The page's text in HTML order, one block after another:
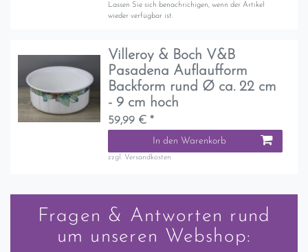
Lassen Sie sich benachrichigen, wenn der Artikel
wieder verfügbar ist.
Villeroy & Boch V&B
Pasadena Auflaufform
Backform rund Ø ca. 22 cm
- 9 cm hoch
59,99 € *
In den Warenkorb
zzgl. Versandkosten
Fragen & Antworten rund
um unseren Webshop: